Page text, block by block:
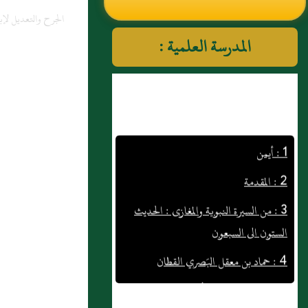
النووي رحمهم الله تعالى
المدرسة العلمية :
1 : أيمن
2 : المقدمة
3 : من السيرة النبوية والمغازى : الحديث
الستون الى السبعون
4 : حماد بن معقل البَصري القطان
5 : خالد بن صفوان، كُوفيٌّ
الجرح والتعديل